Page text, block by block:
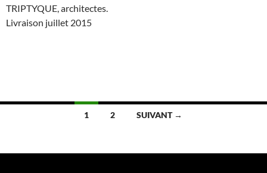
TRIPTYQUE, architectes.
Livraison juillet 2015
articles
1 2 SUIVANT →